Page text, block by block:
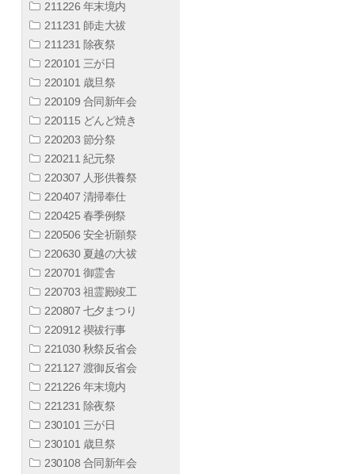
211226 年末境内
211231 師走大祓
211231 除夜祭
220101 三が日
220101 歳旦祭
220109 合同新年会
220115 どんど焼き
220203 節分祭
220211 紀元祭
220307 人形供養祭
220407 清掃奉仕
220425 春季例祭
220506 安全祈願祭
220630 夏越の大祓
220701 御霊舎
220703 祖霊殿竣工
220807 七夕まつり
220912 禊祓行事
221030 秋祭反省会
221127 渡御反省会
221226 年末境内
221231 除夜祭
230101 三が日
230101 歳旦祭
230108 合同新年会